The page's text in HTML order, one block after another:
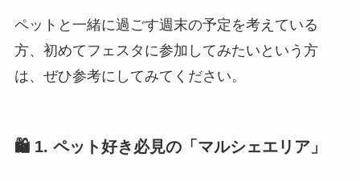
ペットと一緒に過ごす週末の予定を考えている
方、初めてフェスタに参加してみたいという方
は、ぜひ参考にしてみてください。
🛍️ 1. ペット好き必見の「マルシェエリア」